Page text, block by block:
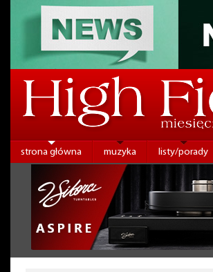
strona główna muzyka listy/porady